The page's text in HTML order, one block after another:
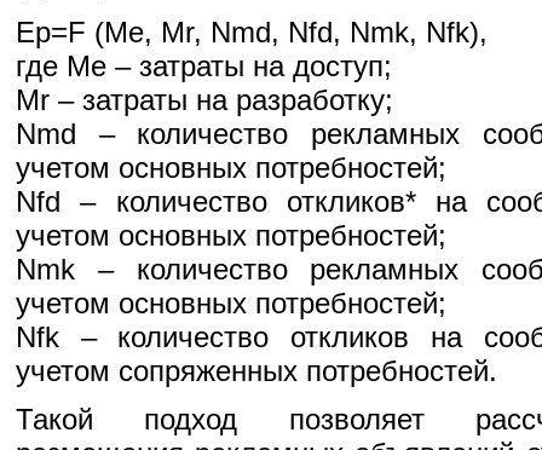
Ep=F (Me, Mr, Nmd, Nfd, Nmk, Nfk),
где Me – затраты на доступ;
Mr – затраты на разработку;
Nmd – количество рекламных
учетом основных потребностей;
Nfd – количество откликов* на
учетом основных потребностей;
Nmk – количество рекламных
учетом основных потребностей;
Nfk – количество откликов на
учетом сопряженных потребностей.
Такой подход позволяет